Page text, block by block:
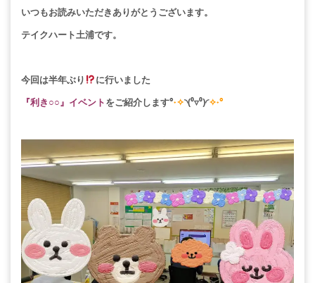
いつもお読みいただきありがとうございます。
テイクハート土浦です。
今回は半年ぶり
に行いました
『利き○○』イベントをご紹介します°˖✧◝(⁰▿⁰)◜✧˖°